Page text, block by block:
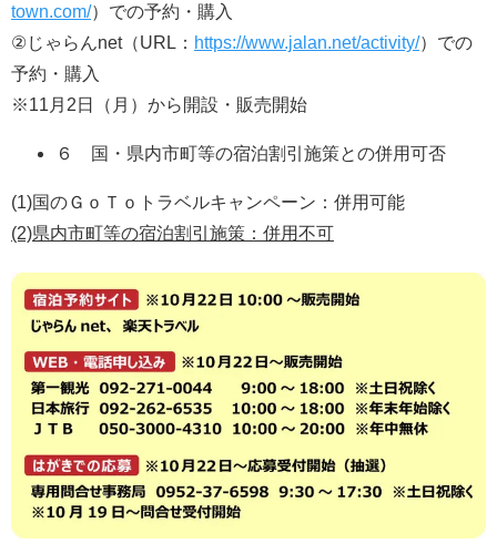
town.com/）での予約・購入
②じゃらんnet（URL： https://www.jalan.net/activity/）での
予約・購入
※11月2日（月）から開設・販売開始
６ 国・県内市町等の宿泊割引施策との併用可否
(1)国のＧｏＴｏトラベルキャンペーン：併用可能
(2)県内市町等の宿泊割引施策：併用不可